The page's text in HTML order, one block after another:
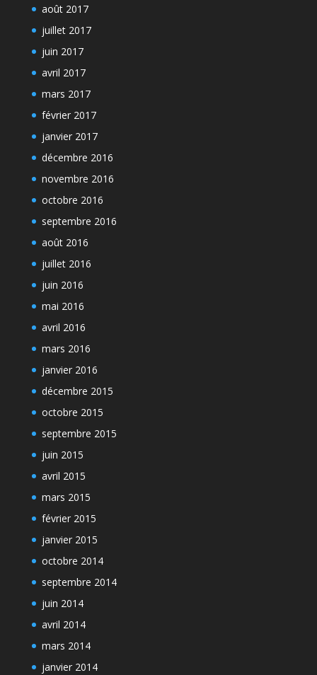
août 2017
juillet 2017
juin 2017
avril 2017
mars 2017
février 2017
janvier 2017
décembre 2016
novembre 2016
octobre 2016
septembre 2016
août 2016
juillet 2016
juin 2016
mai 2016
avril 2016
mars 2016
janvier 2016
décembre 2015
octobre 2015
septembre 2015
juin 2015
avril 2015
mars 2015
février 2015
janvier 2015
octobre 2014
septembre 2014
juin 2014
avril 2014
mars 2014
janvier 2014